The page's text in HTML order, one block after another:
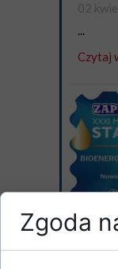
02
...
Czytaj
Zgoda